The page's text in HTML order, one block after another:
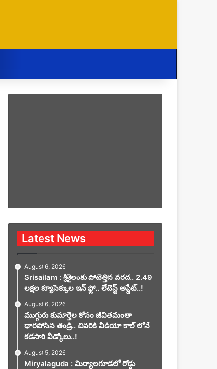
Latest News
August 6, 2026
Srisailam : శ్రీశైలంకు పోటెత్తిన వరద.. 2.49
లక్షల క్యూసెక్కుల ఇన్ ఫ్లో.. లేటెస్ట్ అప్డేట్..!
August 6, 2026
ముగ్గురు కుమార్తెల కోసం జీవితమంతా
ధారపోసిన తండ్రి.. చివరికి వీడియో కాల్ లోనే
కడసారి వీడ్కోలు..!
August 5, 2026
Miryalaguda : మిర్యాలగూడలో రోడ్డు